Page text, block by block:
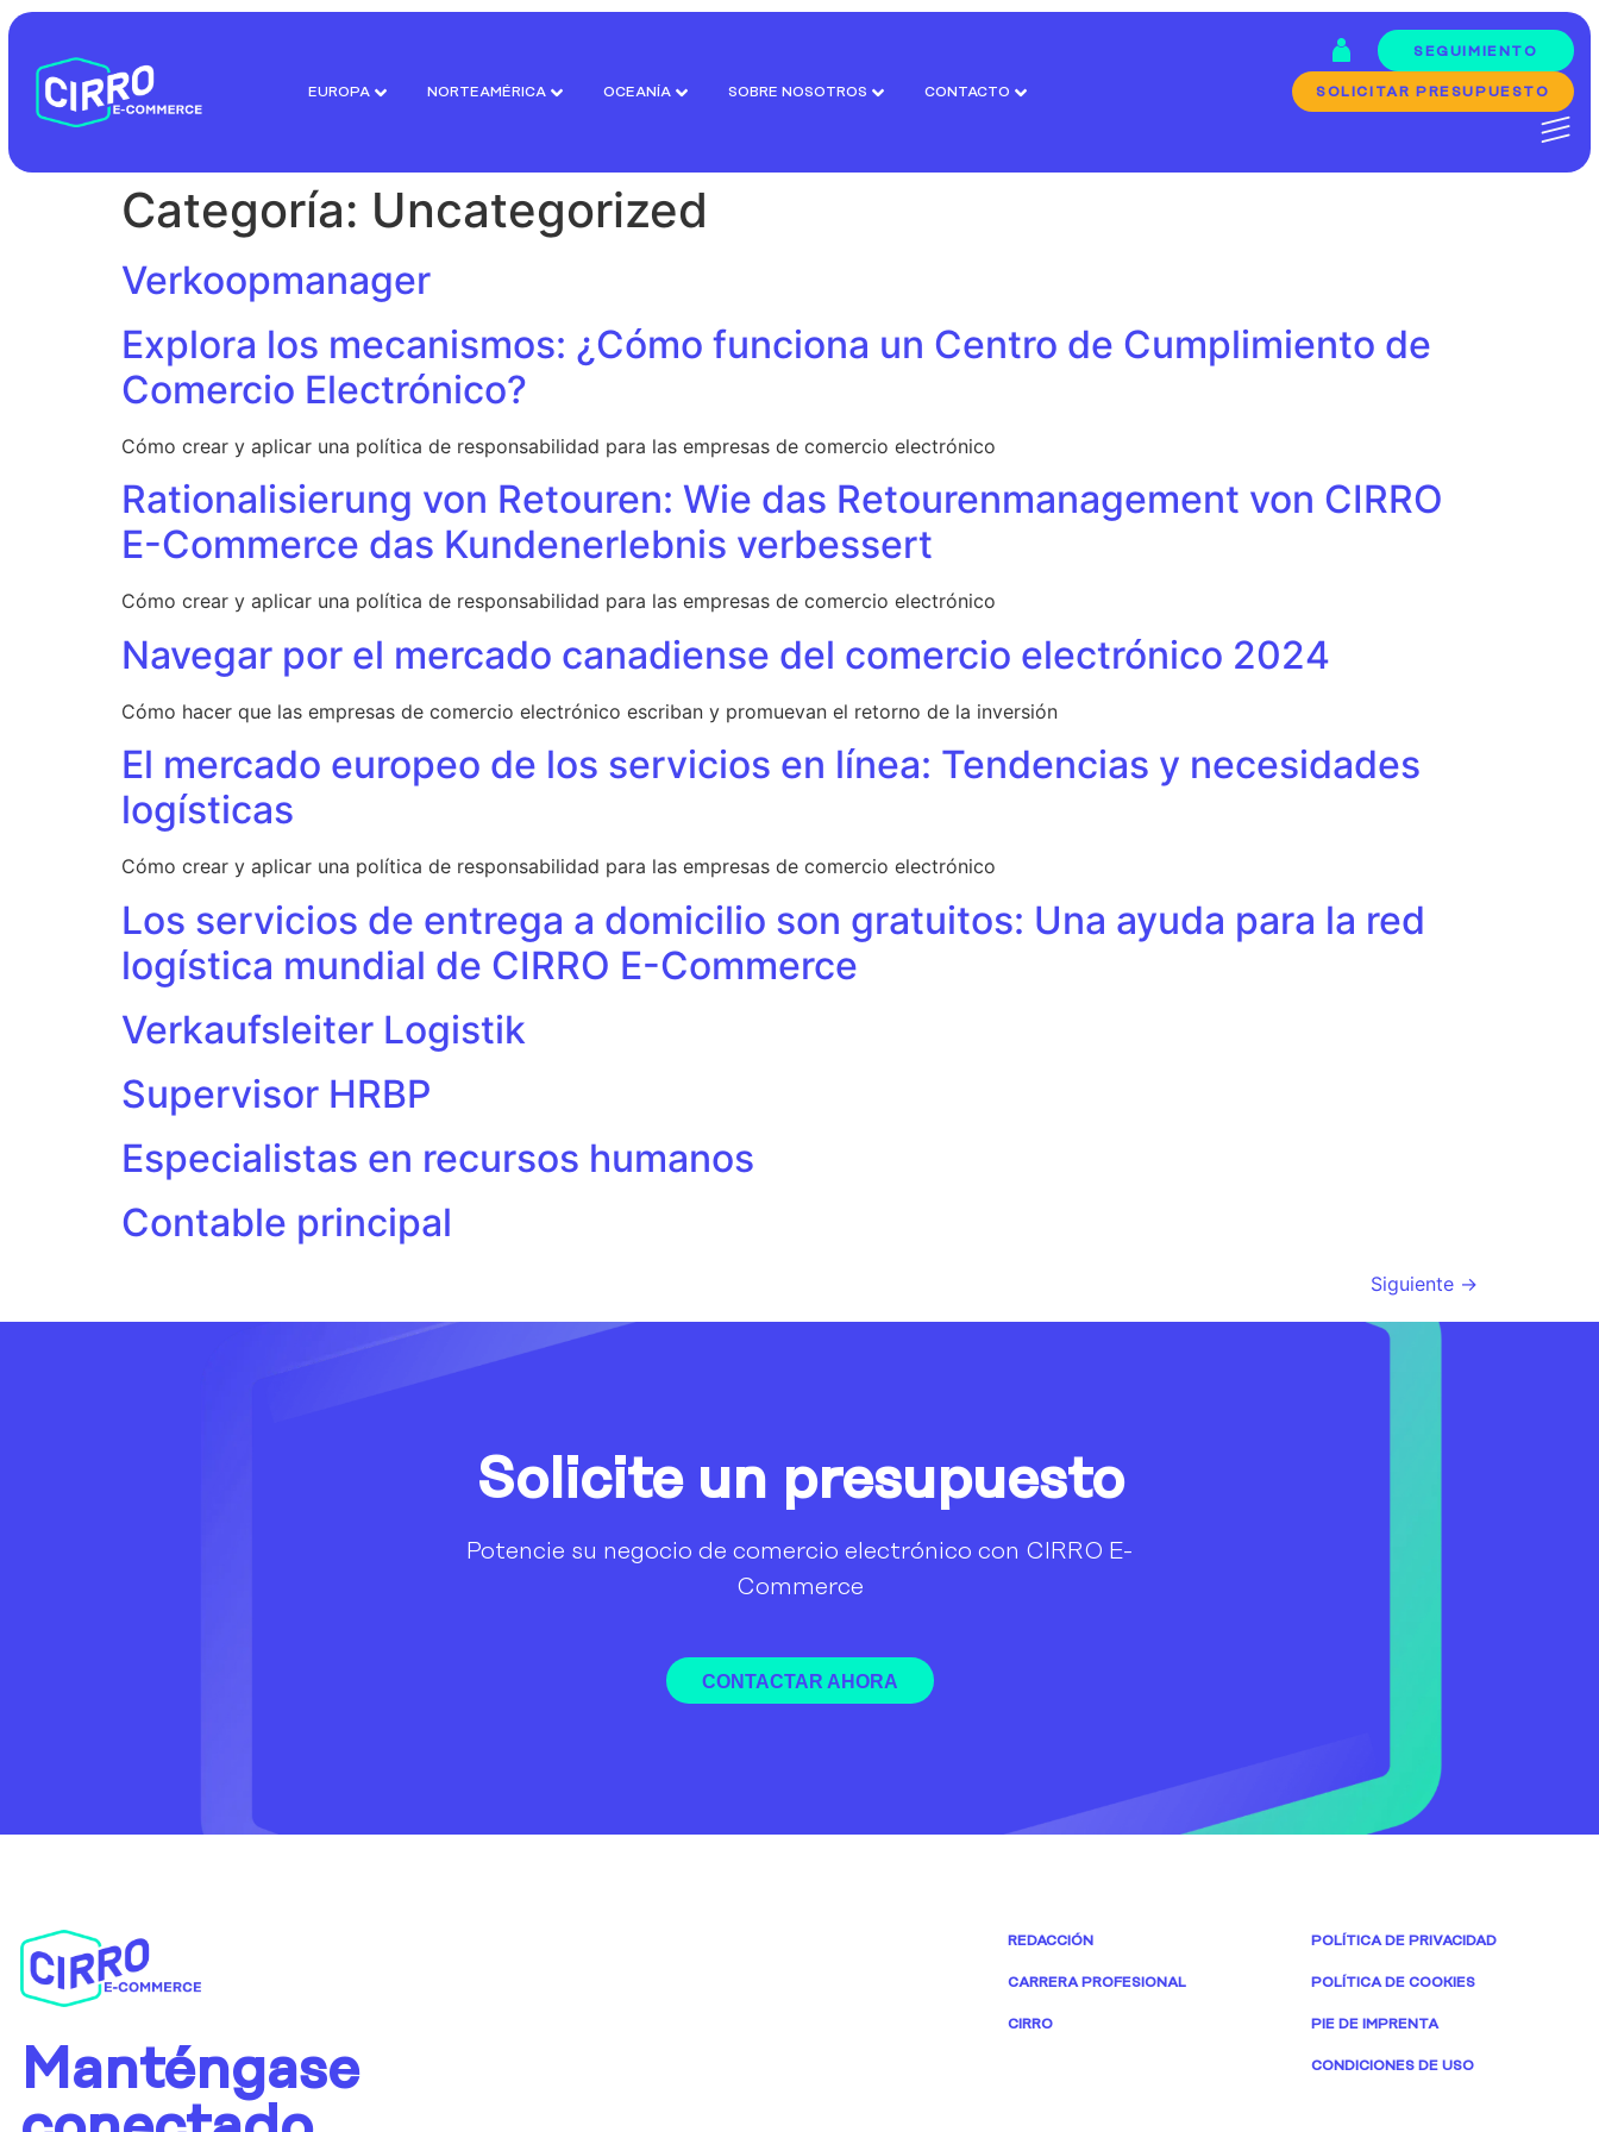
EUROPA NORTEAMÉRICA OCEANÍA SOBRE NOSOTROS CONTACTO
SEGUIMIENTO
SOLICITAR PRESUPUESTO
Categoría: Uncategorized
Verkoopmanager
Explora los mecanismos: ¿Cómo funciona un Centro de Cumplimiento de
Comercio Electrónico?
Cómo crear y aplicar una política de responsabilidad para las empresas de comercio electrónico
Rationalisierung von Retouren: Wie das Retourenmanagement von CIRRO
E-Commerce das Kundenerlebnis verbessert
Cómo crear y aplicar una política de responsabilidad para las empresas de comercio electrónico
Navegar por el mercado canadiense del comercio electrónico 2024
Cómo hacer que las empresas de comercio electrónico escriban y promuevan el retorno de la inversión
El mercado europeo de los servicios en línea: Tendencias y necesidades
logísticas
Cómo crear y aplicar una política de responsabilidad para las empresas de comercio electrónico
Los servicios de entrega a domicilio son gratuitos: Una ayuda para la red
logística mundial de CIRRO E-Commerce
Verkaufsleiter Logistik
Supervisor HRBP
Especialistas en recursos humanos
Contable principal
Siguiente →
Solicite un presupuesto
Potencie su negocio de comercio electrónico con CIRRO E-
Commerce
CONTACTAR AHORA
Manténgase
REDACCIÓN
CARRERA PROFESIONAL
CIRRO
POLÍTICA DE PRIVACIDAD
POLÍTICA DE COOKIES
PIE DE IMPRENTA
CONDICIONES DE USO